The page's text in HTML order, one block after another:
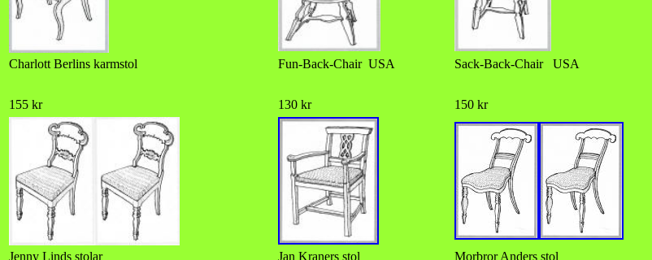
Charlott Berlins karmstol Fun-Back-Chair USA Sack-Back-Chair USA
155 kr 130 kr 150 kr
Jenny Linds stolar Jan Kraners stol Morbror Anders stol